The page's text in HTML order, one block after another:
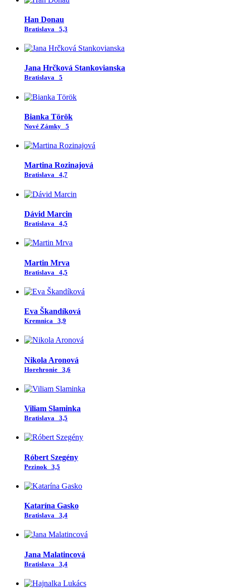
Han Donau
Bratislava 5,3
Jana Hrčková Stankovianska
Bratislava 5
Bianka Török
Nové Zámky 5
Martina Rozinajová
Bratislava 4,7
Dávid Marcin
Bratislava 4,5
Martin Mrva
Bratislava 4,5
Eva Škandíková
Kremnica 3,9
Nikola Aronová
Horehronie 3,6
Viliam Slaminka
Bratislava 3,5
Róbert Szegény
Pezinok 3,5
Katarína Gasko
Bratislava 3,4
Jana Malatincová
Bratislava 3,4